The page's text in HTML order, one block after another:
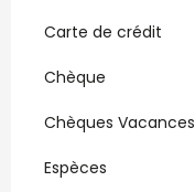
Carte de crédit
Chèque
Chèques Vacances
Espèces